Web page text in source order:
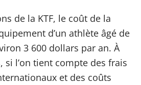
de la KTF, le coût de la
d’un athlète âgé de
3 600 dollars par an. À
si l’on tient compte des frais
et des coûts